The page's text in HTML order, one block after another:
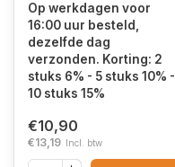
Op werkdagen voor
16:00 uur besteld,
dezelfde dag
verzonden. Korting: 2
stuks 6% - 5 stuks 10% -
10 stuks 15%
€10,90
€13,19 Incl. btw